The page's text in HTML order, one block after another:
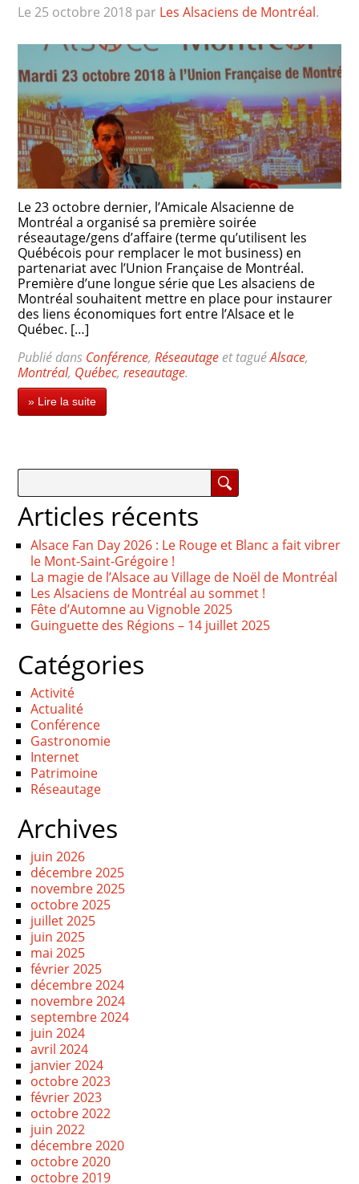
Le 25 octobre 2018 par Les Alsaciens de Montréal.
Le 23 octobre dernier, l’Amicale Alsacienne de
Montréal a organisé sa première soirée
réseautage/gens d’affaire (terme qu’utilisent les
Québécois pour remplacer le mot business) en
partenariat avec l’Union Française de Montréal.
Première d’une longue série que Les alsaciens de
Montréal souhaitent mettre en place pour instaurer
des liens économiques fort entre l’Alsace et le
Québec. […]
Publié dans Conférence,Réseautage et taguéAlsace,
Montréal, Québec,reseautage.
» Lire la suite
Articles récents
Alsace Fan Day 2026 : Le Rouge et Blanc a fait vibrer
le Mont-Saint-Grégoire !
La magie de l’Alsace au Village de Noël de Montréal
Les Alsaciens de Montréal au sommet !
Fête d’Automne au Vignoble 2025
Guinguette des Régions – 14 juillet 2025
Catégories
Activité
Actualité
Conférence
Gastronomie
Internet
Patrimoine
Réseautage
Archives
juin 2026
décembre 2025
novembre 2025
octobre 2025
juillet 2025
juin 2025
mai 2025
février 2025
décembre 2024
novembre 2024
septembre 2024
juin 2024
avril 2024
janvier 2024
octobre 2023
février 2023
octobre 2022
juin 2022
décembre 2020
octobre 2020
octobre 2019